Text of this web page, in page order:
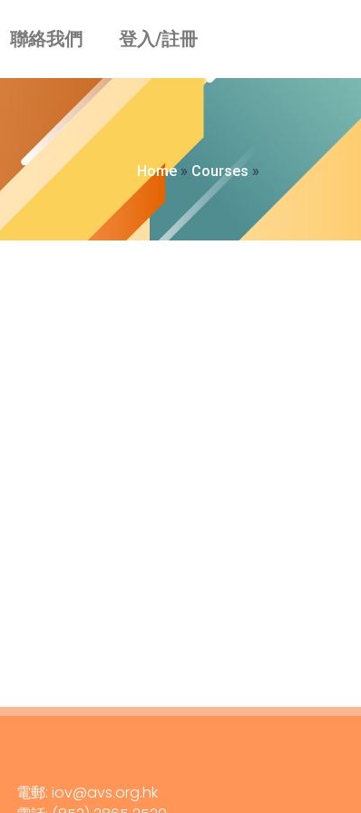
聯絡我們 登入/註冊
Home » Courses »
電郵: iov@avs.org.hk